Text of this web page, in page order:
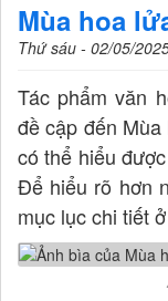
Mùa hoa
Thứ sáu - 02/05/
Tác phẩm văn
đề cập đến
có thể hiểu
Để hiểu rõ hơn
mục lục chi tiết